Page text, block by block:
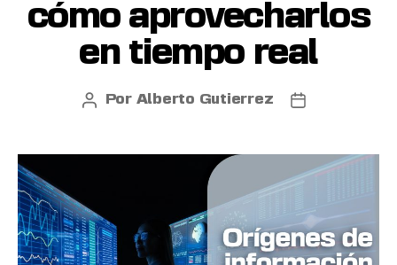
cómo aprovecharlos
en tiempo real
Por Alberto Gutierrez